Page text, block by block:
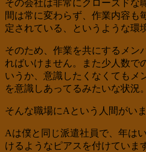
その会社は非常にクローズドな
間は常に変わらず、作業内容も
定されている、というような環
そのため、作業を共にするメン
ればいけません。また少人数で
いうか、意識したくなくてもメ
を意識しあってるみたいな状況。
そんな職場にAという人間がいま
Aは僕と同じ派遣社員で、年は
けるようなピアスを付けていま